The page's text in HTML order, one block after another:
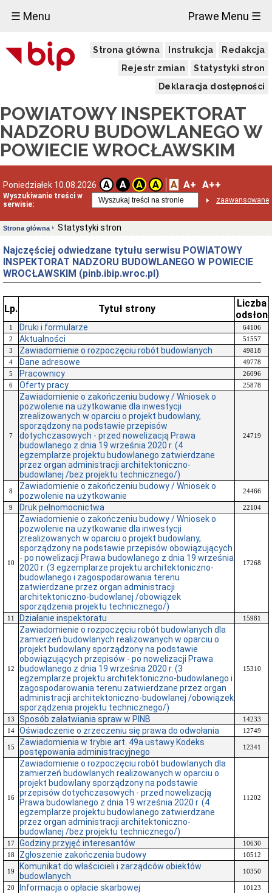
☰ Menu Prawe Menu ☰
Strona główna Instrukcja
Redakcja
Rejestr zmian
Statystyki stron
Deklaracja dostępności
POWIATOWY INSPEKTORAT
NADZORU BUDOWLANEGO W
POWIECIE WROCŁAWSKIM
Poniedziałek 10.08.2026 A A A A A A+ A++
Wyszukiwanie treści w
serwisie:
zaawansowane
Strona główna Statystyki stron
Najczęściej odwiedzane tytułu serwisu POWIATOWY
INSPEKTORAT NADZORU BUDOWLANEGO W POWIECIE
WROCŁAWSKIM (pinb.ibip.wroc.pl)
Lp. Tytuł strony
Liczba
odsłon
1 Druki i formularze
64106
2
Aktualności
51557
3
Zawiadomienie o rozpoczęciu robót budowlanych
49818
4
Dane adresowe
49778
5
Pracownicy
26096
6
Oferty pracy 25878
7
Zawiadomienie o zakończeniu budowy / Wniosek o
pozwolenie na użytkowanie dla inwestycji
zrealizowanych w oparciu o projekt budowlany,
sporządzony na podstawie przepisów
dotychczasowych - przed nowelizacją Prawa
budowlanego z dnia 19 września 2020 r. (4
egzemplarze projektu budowlanego zatwierdzane
przez organ administracji architektoniczno-
budowlanej /bez projektu technicznego/)
24719
8
Zawiadomienie o zakończeniu budowy / Wniosek o
pozwolenie na użytkowanie
24466
9 Druk pełnomocnictwa 22104
10
Zawiadomienie o zakończeniu budowy / Wniosek o
pozwolenie na użytkowanie dla inwestycji
zrealizowanych w oparciu o projekt budowlany,
sporządzony na podstawie przepisów obowiązujących
- po nowelizacji Prawa budowlanego z dnia 19 września
2020 r. (3 egzemplarze projektu architektoniczno-
budowlanego i zagospodarowania terenu
zatwierdzane przez organ administracji
architektoniczno-budowlanej /obowiązek
sporządzenia projektu technicznego/)
17268
11 Działanie inspektoratu 15981
12
Zawiadomienie o rozpoczęciu robót budowlanych dla
zamierzeń budowlanych realizowanych w oparciu o
projekt budowlany sporządzony na podstawie
obowiązujących przepisów - po nowelizacji Prawa
budowlanego z dnia 19 września 2020 r. (3
egzemplarze projektu architektoniczno-budowlanego i
zagospodarowania terenu zatwierdzane przez organ
administracji architektoniczno-budowlanej /obowiązek
sporządzenia projektu technicznego/)
15310
13 Sposób załatwiania spraw w PINB
14233
14
Oświadczenie o zrzeczeniu się prawa do odwołania 12749
15
Zawiadomienia w trybie art. 49a ustawy Kodeks
postępowania administracyjnego
12341
16
Zawiadomienie o rozpoczęciu robót budowlanych dla
zamierzeń budowlanych realizowanych w oparciu o
projekt budowlany sporządzony na podstawie
przepisów dotychczasowych - przed nowelizacją
Prawa budowlanego z dnia 19 września 2020 r. (4
egzemplarze projektu budowlanego zatwierdzane
przez organ administracji architektoniczno-
budowlanej /bez projektu technicznego/)
11202
17 Godziny przyjęć interesantów
10630
18
Zgłoszenie zakończenia budowy 10512
19
Komunikat do właścicieli i zarządców obiektów
budowlanych
10350
20 Informacja o opłacie skarbowej
10123